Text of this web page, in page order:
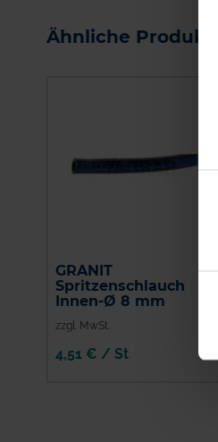
Ähnliche Produkte
GRANIT
Spritzenschlauch
Innen-Ø 8 mm
zzgl. MwSt.
4,51 € / St